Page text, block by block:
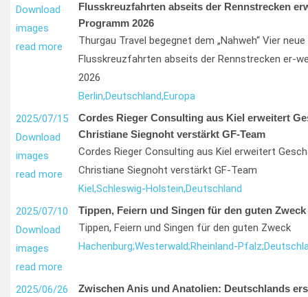
Download
images
read more
Flusskreuzfahrten abseits der Rennstrecken
Programm 2026
Thurgau Travel begegnet dem „Nahweh“ Vier
Flusskreuzfahrten abseits der Rennstrecken er-
2026
Berlin,Deutschland,Europa
2025/07/15
Download
images
read more
Cordes Rieger Consulting aus Kiel erweitert
Christiane Siegnoht verstärkt GF-Team
Cordes Rieger Consulting aus Kiel erweitert
Christiane Siegnoht verstärkt GF-Team
Kiel,Schleswig-Holstein,Deutschland
2025/07/10
Download
images
read more
Tippen, Feiern und Singen für den guten Zweck
Tippen, Feiern und Singen für den guten Zweck
Hachenburg;Westerwald;Rheinland-Pfalz;
2025/06/26
Zwischen Anis und Anatolien: Deutschlands